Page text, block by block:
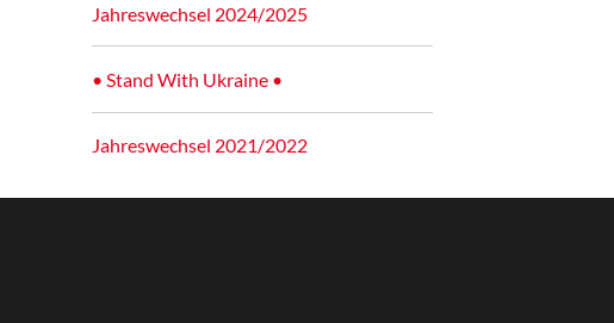
Jahreswechsel 2024/2025
• Stand With Ukraine •
Jahreswechsel 2021/2022